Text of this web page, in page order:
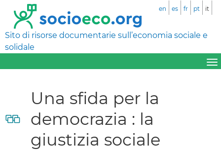
Sito di risorse documentarie sull’economia sociale e
solidale
en es fr pt it
Una sfida per la
democrazia : la
giustizia sociale